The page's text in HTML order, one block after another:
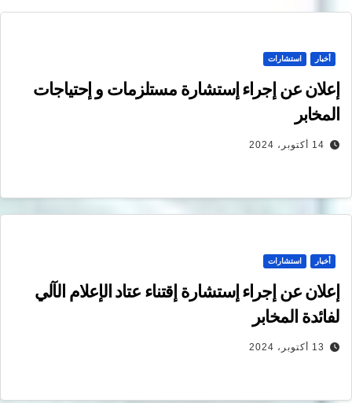
أخبار استشارات
إعلان عن إجراء إستشارة مستلزمات و إحتياجات
المخابر
14 أكتوبر، 2024
أخبار استشارات
إعلان عن إجراء إستشارة إقتناء عتاد الإعلام الآلي
لفائدة المخابر
13 أكتوبر، 2024